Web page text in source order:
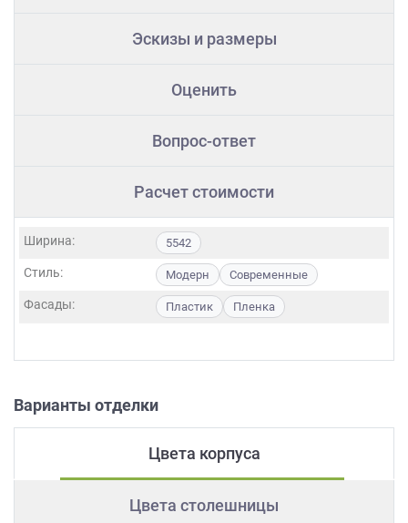
Эскизы и размеры
Оценить
Вопрос-ответ
Расчет стоимости
Ширина: 5542
Стиль: Модерн Современные
Фасады: Пластик Пленка
Варианты отделки
Цвета корпуса
Цвета столешницы